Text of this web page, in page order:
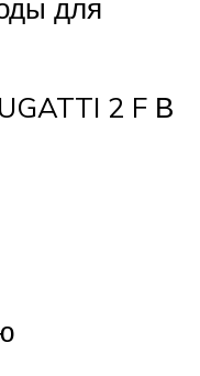
для
2 F В